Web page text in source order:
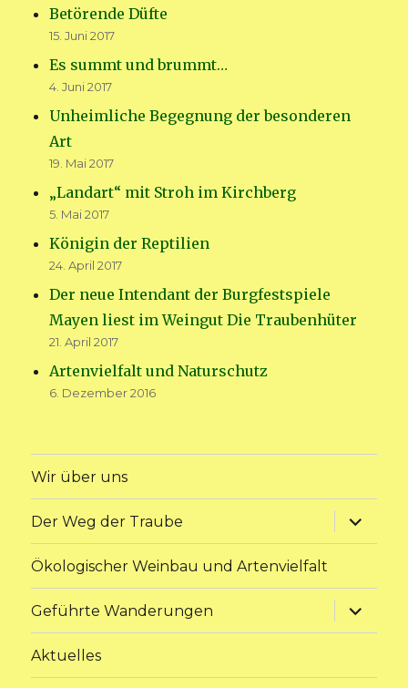
Betörende Düfte
15. Juni 2017
Es summt und brummt…
4. Juni 2017
Unheimliche Begegnung der besonderen
Art
19. Mai 2017
„Landart“ mit Stroh im Kirchberg
5. Mai 2017
Königin der Reptilien
24. April 2017
Der neue Intendant der Burgfestspiele
Mayen liest im Weingut Die Traubenhüter
21. April 2017
Artenvielfalt und Naturschutz
6. Dezember 2016
Wir über uns
Der Weg der Traube
Ökologischer Weinbau und Artenvielfalt
Geführte Wanderungen
Aktuelles